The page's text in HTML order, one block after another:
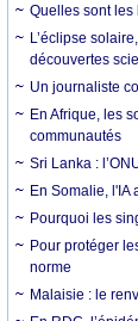
Quelles sont les
L’éclipse
découvertes
Un journaliste
En Afrique, les
communautés
Sri Lanka :
En Somalie, l'IA
Pourquoi les
Pour protéger
norme
Malaisie : le